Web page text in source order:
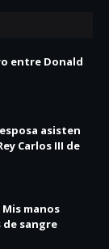
entre Donald
asisten
Carlos III de
manos
de sangre